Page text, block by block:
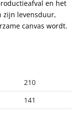
en het
zijn levensduur,
canvas wordt.
210
141